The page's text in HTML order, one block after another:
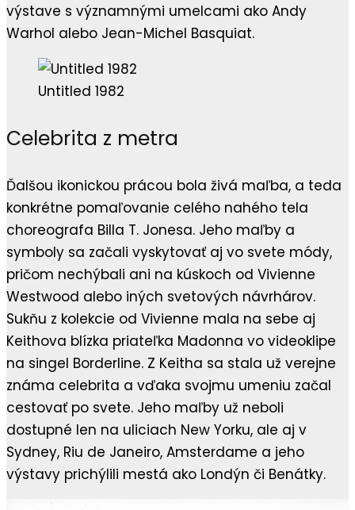
výstave s významnými umelcami ako Andy
Warhol alebo Jean-Michel Basquiat.
Untitled 1982
Celebrita z metra
Ďalšou ikonickou prácou bola živá maľba, a teda
konkrétne pomaľovanie celého nahého tela
choreografa Billa T. Jonesa. Jeho maľby a
symboly sa začali vyskytovať aj vo svete módy,
pričom nechýbali ani na kúskoch od Vivienne
Westwood alebo iných svetových návrhárov.
Sukňu z kolekcie od Vivienne mala na sebe aj
Keithova blízka priateľka Madonna vo videoklipe
na singel Borderline. Z Keitha sa stala už verejne
známa celebrita a vďaka svojmu umeniu začal
cestovať po svete. Jeho maľby už neboli
dostupné len na uliciach New Yorku, ale aj v
Sydney, Riu de Janeiro, Amsterdame a jeho
výstavy prichýlili mestá ako Londýn či Benátky.